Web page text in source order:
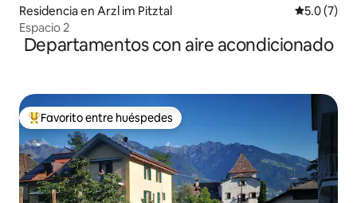
Residencia en Arzl im Pitztal
5.0 (7)
Espacio 2
Departamentos con aire acondicionado
De los mejores en Favorito entre huéspedes
Favorito entre huéspedes